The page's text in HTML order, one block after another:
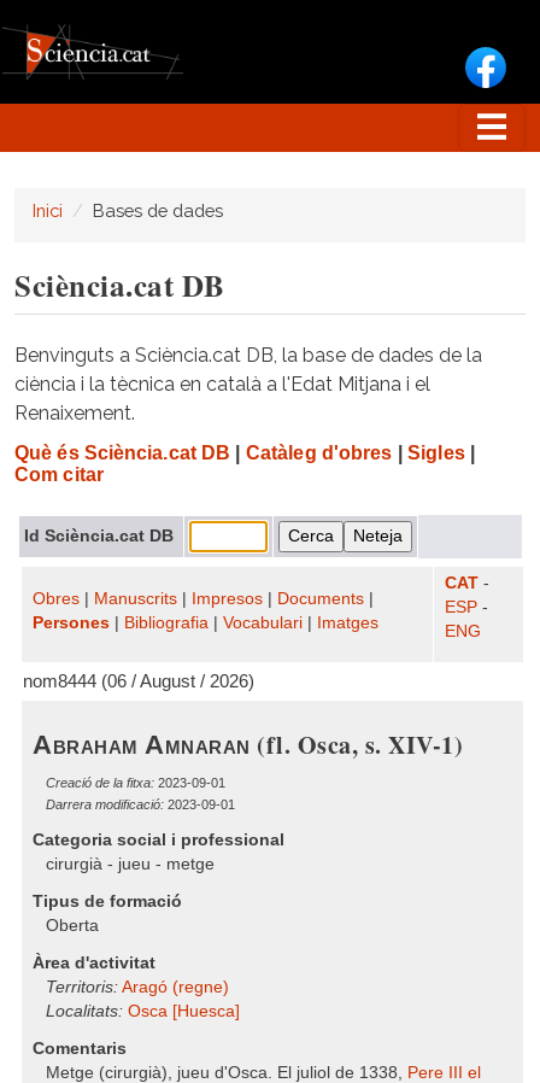
Inici Bases de dades
Sciència.cat DB
Benvinguts a Sciència.cat DB, la base de dades de la
ciència i la tècnica en català a l'Edat Mitjana i el
Renaixement.
Què és Sciència.cat DB Catàleg d'obres Sigles|
Com citar
Id Sciència.cat DB
Obres Manuscrits Impresos Documents
Persones
Bibliografia Vocabulari Imatges
CAT -
ESP -
ENG
nom8444 (06 / August / 2026)
Abraham Amnaran (fl. Osca, s. XIV-1)
Creació de la fitxa: 2023-09-01
Darrera modificació: 2023-09-01
Categoria social i professional
cirurgià - jueu - metge
Tipus de formació
Oberta
Àrea d'activitat
Territoris: Aragó (regne)
Localitats: Osca [Huesca]
Comentaris
Metge (cirurgià), jueu d'Osca. El juliol de 1338, Pere III el